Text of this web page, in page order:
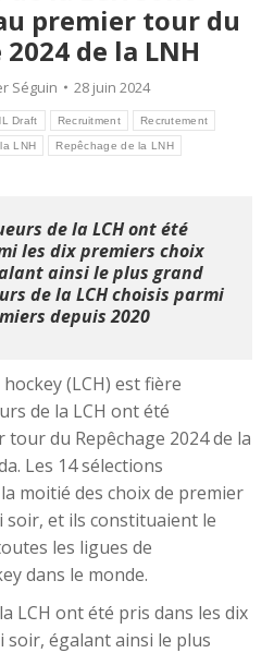
premier tour du
de la LNH
Séguin
28 juin 2024
Draft Recruitment Recrutement
LNH Repêchage de la LNH
de la LCH ont été
les dix premiers choix
ainsi le plus grand
de la LCH choisis parmi
depuis 2020
(LCH) est fière
de la LCH ont été
du Repêchage 2024 de la
Les 14 sélections
moitié des choix de premier
soir, et ils constituaient le
les ligues de
dans le monde.
LCH ont été pris dans les dix
soir, égalant ainsi le plus